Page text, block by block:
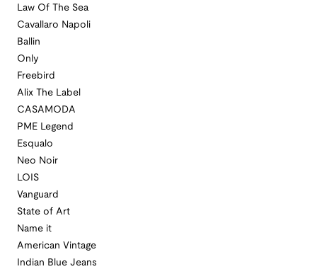
Law Of The Sea
Cavallaro Napoli
Ballin
Only
Freebird
Alix The Label
CASAMODA
PME Legend
Esqualo
Neo Noir
LOIS
Vanguard
State of Art
Name it
American Vintage
Indian Blue Jeans